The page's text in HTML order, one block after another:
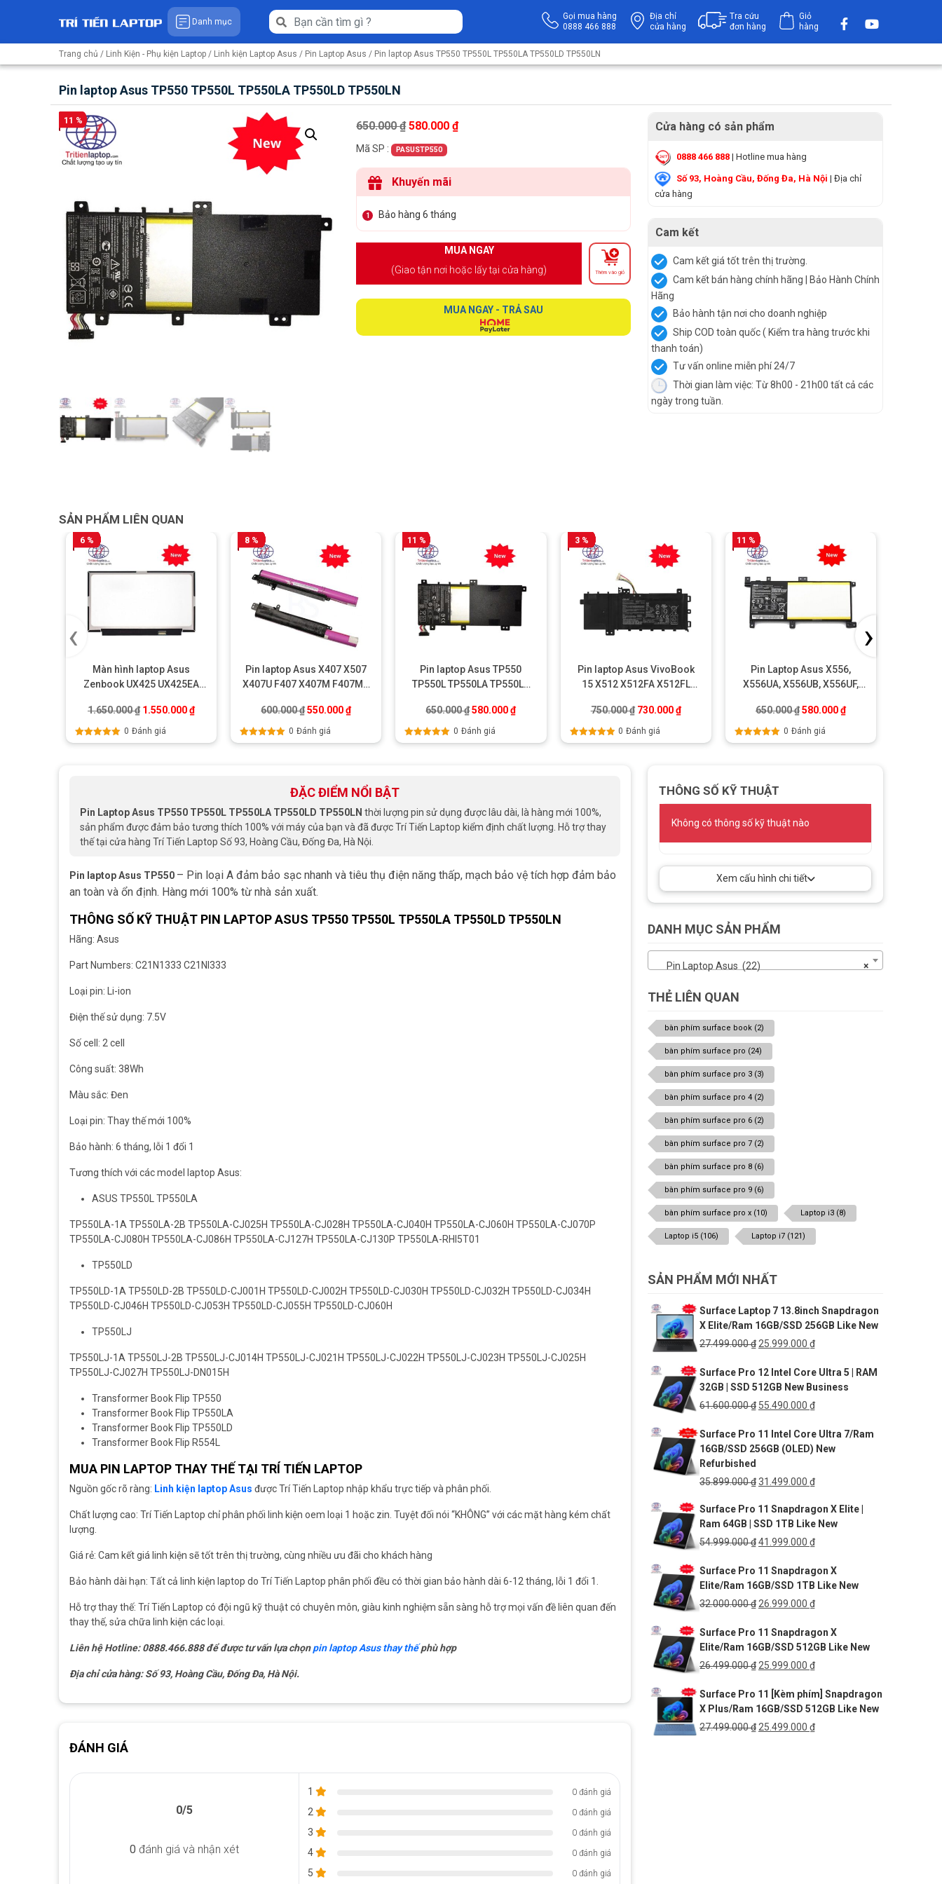
Danh mục
Gọi mua hàng
0888 466 888
Địa chỉ
cửa hàng
Tra cứu
đơn hàng
Giỏ
hàng
Trang chủ / Linh Kiện - Phụ kiện Laptop / Linh kiện Laptop Asus / Pin Laptop Asus / Pin laptop Asus TP550 TP550L TP550LA TP550LD TP550LN
Pin laptop Asus TP550 TP550L TP550LA TP550LD TP550LN
11 % 650.000₫Giá gốc là: 650.000 ₫.
580.000₫Giá hiện tại là: 580.000 ₫.
Mã SP : PASUSTP550
Khuyến mãi
1 Bảo hàng 6 tháng
MUA NGAY
(Giao tận nơi hoặc lấy tại cửa hàng)
Thêm vào giỏ
MUA NGAY - TRẢ SAU
Cửa hàng có sản phẩm
0888 466 888 | Hotline mua hàng
Số 93, Hoàng Cầu, Đống Đa, Hà Nội | Địa chỉ
cửa hàng
Cam kết
Cam kết giá tốt trên thị trường.
Cam kết bán hàng chính hãng | Bảo Hành Chính
Hãng
Bảo hành tận nơi cho doanh nghiệp
Ship COD toàn quốc ( Kiểm tra hàng trước khi
thanh toán)
Tư vấn online miễn phí 24/7
Thời gian làm việc: Từ 8h00 - 21h00 tất cả các
ngày trong tuần.
SẢN PHẨM LIÊN QUAN
6 %
Màn hình laptop Asus
Zenbook UX425 UX425EA
1.650.000₫ Giá gốc là: 1.650.000 ₫.
1.550.000₫Giá hiện tại là: 1.550.000 ₫.
Được xếp
0 Đánh giá
8 %
Pin laptop Asus X407 X507
X407U F407 X407M F407MA
600.000₫Giá gốc là: 600.000 ₫.
550.000₫Giá hiện tại là: 550.000 ₫.
Được xếp
0 Đánh giá
11 %
Pin laptop Asus TP550
TP550L TP550LA TP550LD
650.000₫Giá gốc là: 650.000 ₫.
580.000₫Giá hiện tại là: 580.000 ₫.
Được xếp
0 Đánh giá
3 %
Pin laptop Asus VivoBook
15 X512 X512FA X512FL
750.000₫ Giá gốc là: 750.000 ₫.
730.000₫Giá hiện tại là: 730.000 ₫.
Được xếp
0 Đánh giá
11 %
Pin Laptop Asus X556,
X556UA, X556UB, X556UF,
X556UV – C21N1509
650.000₫Giá gốc là: 650.000 ₫.
580.000₫Giá hiện tại là:
Được xếp
0 Đánh giá
‹ ›
ĐẶC ĐIỂM NỔI BẬT
Pin Laptop Asus TP550 TP550L TP550LA TP550LD TP550LN thời lượng pin sử dụng được lâu dài, là hàng mới 100%,
sản phẩm được đảm bảo tương thích 100% với máy của bạn và đã được Trí Tiến Laptop kiểm định chất lượng. Hỗ trợ thay
thế tại cửa hàng Trí Tiến Laptop Số 93, Hoàng Cầu, Đống Đa, Hà Nội.
Pin laptop Asus TP550 – Pin loại A đảm bảo sạc nhanh và tiêu thụ điện năng thấp, mạch bảo vệ tích hợp đảm bảo
an toàn và ổn định. Hàng mới 100% từ nhà sản xuất.
THÔNG SỐ KỸ THUẬT PIN LAPTOP ASUS TP550 TP550L TP550LA TP550LD TP550LN
Hãng: Asus
Part Numbers: C21N1333 C21NI333
Loại pin: Li-ion
Điện thế sử dụng: 7.5V
Số cell: 2 cell
Công suất: 38Wh
Màu sắc: Đen
Loại pin: Thay thế mới 100%
Bảo hành: 6 tháng, lỗi 1 đổi 1
Tương thích với các model laptop Asus:
ASUS TP550L TP550LA
TP550LA-1A TP550LA-2B TP550LA-CJ025H TP550LA-CJ028H TP550LA-CJ040H TP550LA-CJ060H TP550LA-CJ070P
TP550LA-CJ080H TP550LA-CJ086H TP550LA-CJ127H TP550LA-CJ130P TP550LA-RHI5T01
TP550LD
TP550LD-1A TP550LD-2B TP550LD-CJ001H TP550LD-CJ002H TP550LD-CJ030H TP550LD-CJ032H TP550LD-CJ034H
TP550LD-CJ046H TP550LD-CJ053H TP550LD-CJ055H TP550LD-CJ060H
TP550LJ
TP550LJ-1A TP550LJ-2B TP550LJ-CJ014H TP550LJ-CJ021H TP550LJ-CJ022H TP550LJ-CJ023H TP550LJ-CJ025H
TP550LJ-CJ027H TP550LJ-DN015H
Transformer Book Flip TP550
Transformer Book Flip TP550LA
Transformer Book Flip TP550LD
Transformer Book Flip R554L
MUA PIN LAPTOP THAY THẾ TẠI TRÍ TIẾN LAPTOP
Nguồn gốc rõ ràng: Linh kiện laptop Asus được Trí Tiến Laptop nhập khẩu trực tiếp và phân phối.
Chất lượng cao: Trí Tiến Laptop chỉ phân phối linh kiện oem loại 1 hoặc zin. Tuyệt đối nói “KHÔNG” với các mặt hàng kém chất
lượng.
Giá rẻ: Cam kết giá linh kiện sẽ tốt trên thị trường, cùng nhiều ưu đãi cho khách hàng
Bảo hành dài hạn: Tất cả linh kiện laptop do Trí Tiến Laptop phân phối đều có thời gian bảo hành dài 6-12 tháng, lỗi 1 đổi 1.
Hỗ trợ thay thế: Trí Tiến Laptop có đội ngũ kỹ thuật có chuyên môn, giàu kinh nghiệm sẵn sàng hỗ trợ mọi vấn đề liên quan đến
thay thế, sửa chữa linh kiện các loại.
Liên hệ Hotline: 0888.466.888 để được tư vấn lựa chọnpin laptop Asus thay thếphù hợp
Địa chỉ cửa hàng: Số 93, Hoàng Cầu, Đống Đa, Hà Nội.
ĐÁNH GIÁ
0/5
0 đánh giá và nhận xét
1 0 đánh giá
2 0 đánh giá
3 0 đánh giá
4 0 đánh giá
5 0 đánh giá
THÔNG SỐ KỸ THUẬT
Không có thông số kỹ thuật nào
Xem cấu hình chi tiết
DANH MỤC SẢN PHẨM
×
Pin Laptop Asus (22)
THẺ LIÊN QUAN
bàn phím surface book (2)
bàn phím surface pro (24)
bàn phím surface pro 3 (3)
bàn phím surface pro 4 (2)
bàn phím surface pro 6 (2)
bàn phím surface pro 7 (2)
bàn phím surface pro 8 (6)
bàn phím surface pro 9 (6)
bàn phím surface pro x (10) Laptop i3 (8)
Laptop i5 (106) Laptop i7 (121)
SẢN PHẨM MỚI NHẤT
Surface Laptop 7 13.8inch Snapdragon
X Elite/Ram 16GB/SSD 256GB Like New
27.499.000₫ Giá
là:
27.499.000 ₫.
25.999.000 ₫Giá
tại
là:
25.999.000 ₫.
Surface Pro 12 Intel Core Ultra 5 | RAM
32GB | SSD 512GB New Business
61.600.000₫ Giá
là:
61.600.000 ₫.
55.490.000 ₫Giá
tại
là:
Surface Pro 11 Intel Core Ultra 7/Ram
16GB/SSD 256GB (OLED) New
Refurbished
35.899.000₫Giá
là:
35.899.000 ₫.
31.499.000 ₫Giá
tại
là:
31.499.000 ₫.
Surface Pro 11 Snapdragon X Elite |
Ram 64GB | SSD 1TB Like New
54.999.000₫Giá
là:
54.999.000 ₫.
41.999.000 ₫Giá
tại
là:
41.999.000 ₫.
Surface Pro 11 Snapdragon X
Elite/Ram 16GB/SSD 1TB Like New
32.000.000₫ Giá
là:
32.000.000 ₫.
26.999.000 ₫Giá
tại
là:
26.999.000 ₫.
Surface Pro 11 Snapdragon X
Elite/Ram 16GB/SSD 512GB Like New
26.499.000₫ Giá
là:
26.499.000 ₫.
25.999.000 ₫Giá
tại
là:
25.999.000 ₫.
Surface Pro 11 [Kèm phím] Snapdragon
X Plus/Ram 16GB/SSD 512GB Like New
27.499.000₫ Giá
25.499.000 ₫Giá